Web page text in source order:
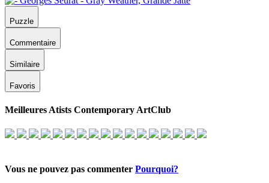
Puzzle
Commentaire
Similaire
Favoris
Meilleures Atists Contemporary ArtClub
Vous ne pouvez pas commenter Pourquoi?